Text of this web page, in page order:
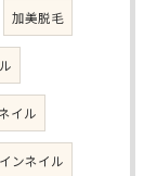
加美脱毛
イル
ンネイル